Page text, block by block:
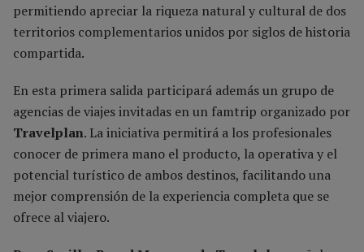
permitiendo apreciar la riqueza natural y cultural de dos
territorios complementarios unidos por siglos de historia
compartida.
En esta primera salida participará además un grupo de
agencias de viajes invitadas en un famtrip organizado por
Travelplan. La iniciativa permitirá a los profesionales
conocer de primera mano el producto, la operativa y el
potencial turístico de ambos destinos, facilitando una
mejor comprensión de la experiencia completa que se
ofrece al viajero.